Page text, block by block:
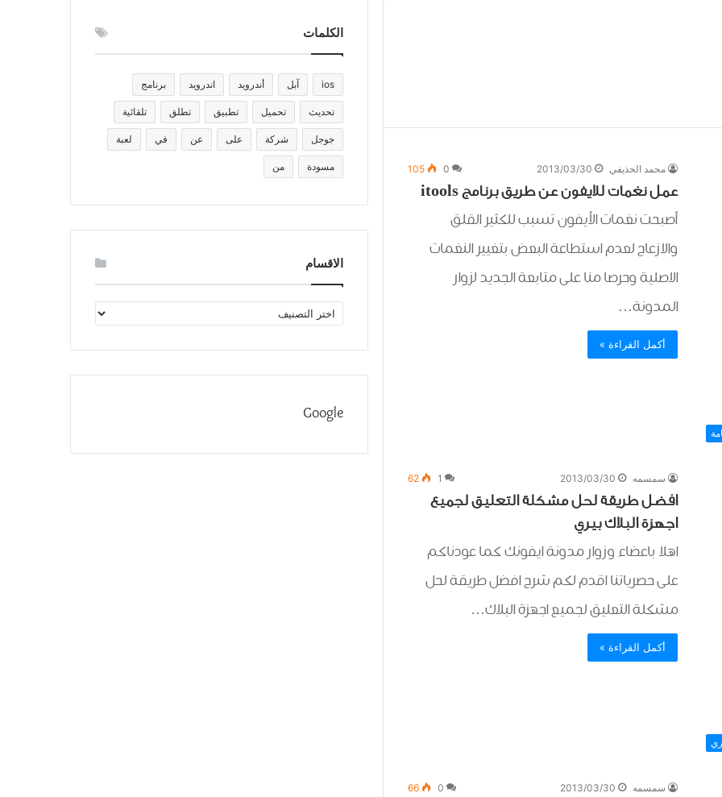
محمد الحذيفي 2013/03/30
0
105
عمل نغمات للايفون عن طريق برنامج itools
أصبحت نغمات الأيفون تسبب للكثير القلق
والازعاج لعدم استطاعة البعض بتغيير النغمات
الاصلية وحرصا منا على متابعة الجديد لزوار
المدونة…
أكمل القراءة »
سمسمه 2013/03/30
1
62
افضل طريقة لحل مشكلة التعليق لجميع
اجهزة البلاك بيري
اهلا باعضاء وزوار مدونة ايفونك كما عودناكم
على حصرياتنا اقدم لكم شرح افضل طريقة لحل
مشكلة التعليق لجميع اجهزة البلاك…
أكمل القراءة »
سمسمه 2013/03/30
0
66
الكلمات
ios آبل أندرويد اندرويد برنامج
تحديث تحميل تطبيق تطلق تلقائية
جوجل شركة على عن في لعبة
مسودة من
الاقسام
الاقسام
Google